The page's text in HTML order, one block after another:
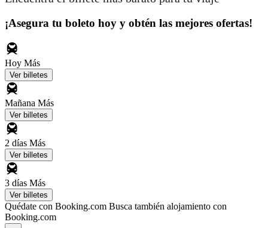
¡Asegura tu boleto hoy y obtén las mejores ofertas!
Hoy Más
Ver billetes
Mañana Más
Ver billetes
2 días Más
Ver billetes
3 días Más
Ver billetes
Quédate con Booking.com Busca también alojamiento con
Booking.com